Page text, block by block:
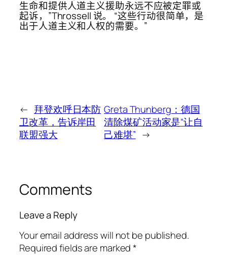
生命和提供人道主义援助永远不应被定罪或
起诉，”Throssell 说。 “这些行动很简单，是
出于人道主义和人权的需要。”
← 拜登欢呼日本防
卫改革，告诉岸田
联盟强大
Greta Thunberg：德国
清除煤矿活动家是“让自
己难堪” →
Comments
Leave a Reply
Your email address will not be published.
Required fields are marked*